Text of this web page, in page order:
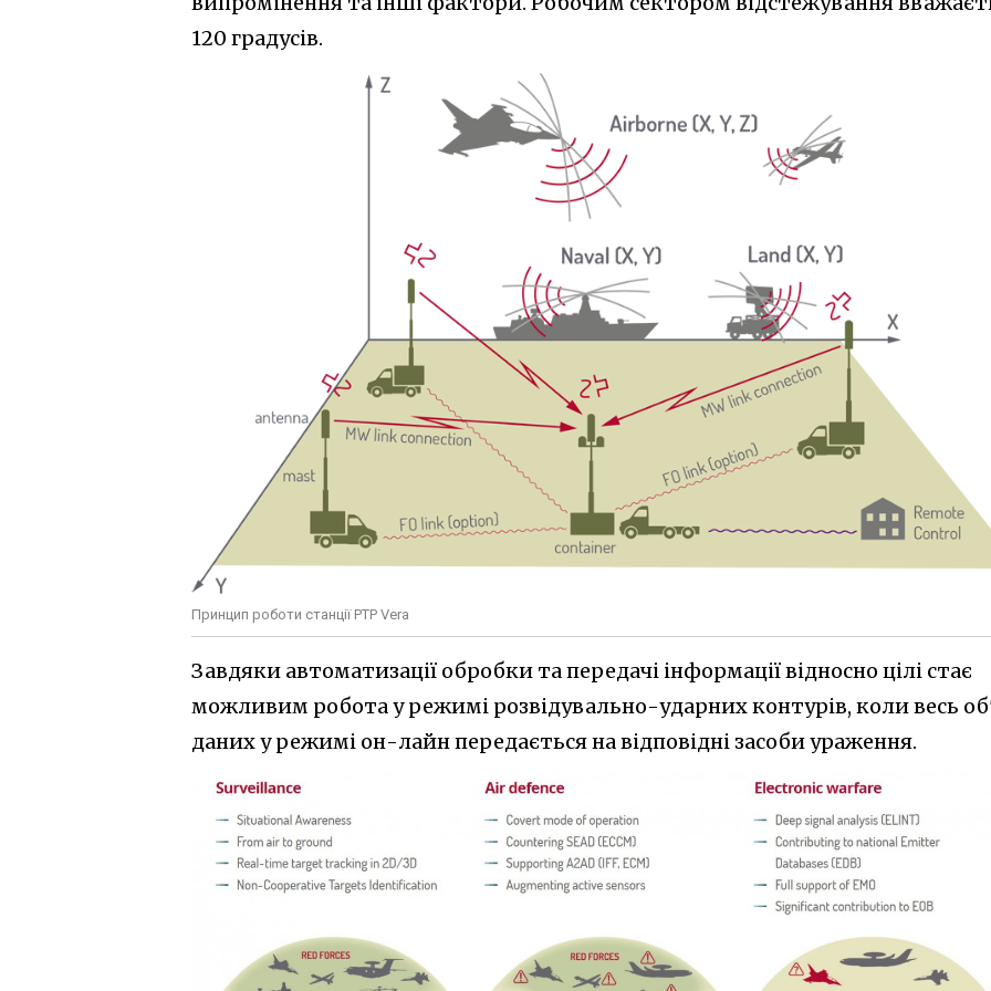
120 градусів.
Принцип роботи станції РТР Vera
Завдяки автоматизації обробки та передачі інформації відносно цілі стає
можливим робота у режимі розвідувально-ударних контурів, коли весь
даних у режимі он-лайн передається на відповідні засоби ураження.